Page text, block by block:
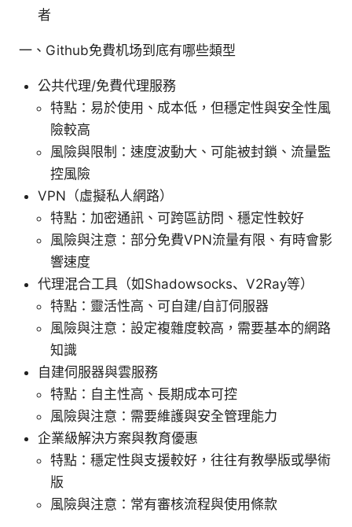
者
一、Github免費机场到底有哪些類型
公共代理/免費代理服務
特點：易於使用、成本低，但穩定性與安全性風
險較高
風險與限制：速度波動大、可能被封鎖、流量監
控風險
VPN（虛擬私人網路）
特點：加密通訊、可跨區訪問、穩定性較好
風險與注意：部分免費VPN流量有限、有時會影
響速度
代理混合工具（如Shadowsocks、V2Ray等）
特點：靈活性高、可自建/自訂伺服器
風險與注意：設定複雜度較高，需要基本的網路
知識
自建伺服器與雲服務
特點：自主性高、長期成本可控
風險與注意：需要維護與安全管理能力
企業級解決方案與教育優惠
特點：穩定性與支援較好，往往有教學版或學術
版
風險與注意：常有審核流程與使用條款